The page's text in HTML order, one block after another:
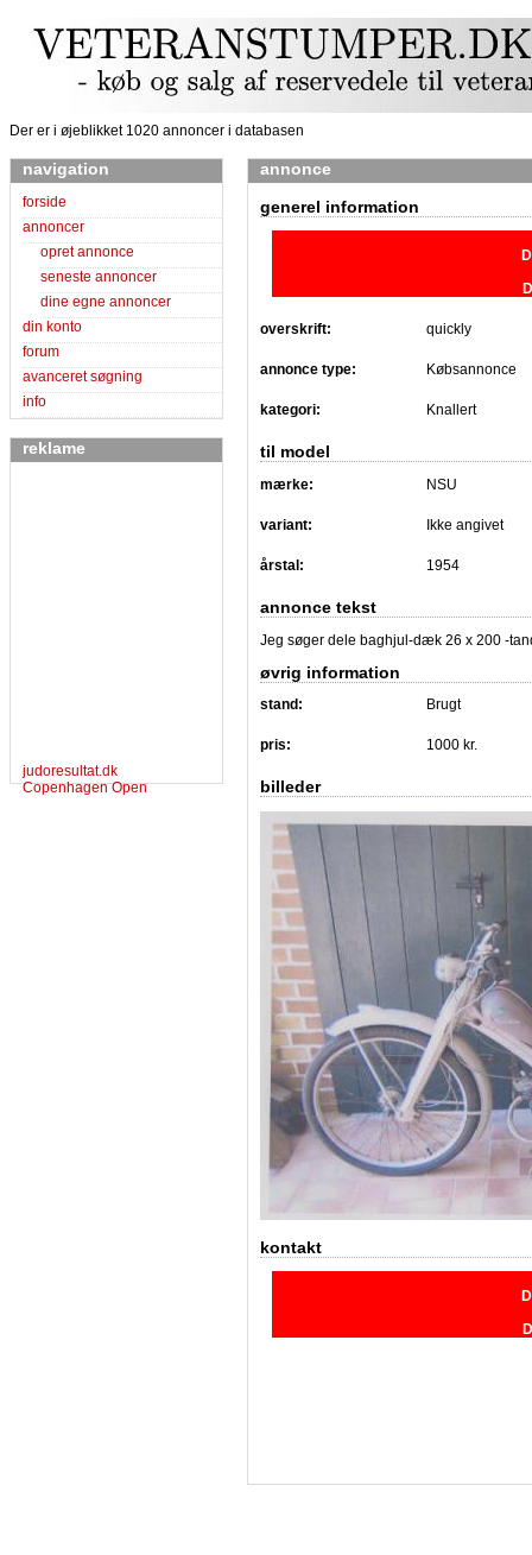
Der er i øjeblikket 1020 annoncer i databasen
navigation
forside
annoncer
opret annonce
seneste annoncer
dine egne annoncer
din konto
forum
avanceret søgning
info
reklame
judoresultat.dk
Copenhagen Open
annonce
generel information
overskrift: quickly
annonce type: Købsannonce
kategori: Knallert
til model
mærke: NSU
variant: Ikke angivet
årstal: 1954
annonce tekst
Jeg søger dele baghjul-dæk 26 x 200 -
øvrig information
stand: Brugt
pris: 1000 kr.
billeder
kontakt